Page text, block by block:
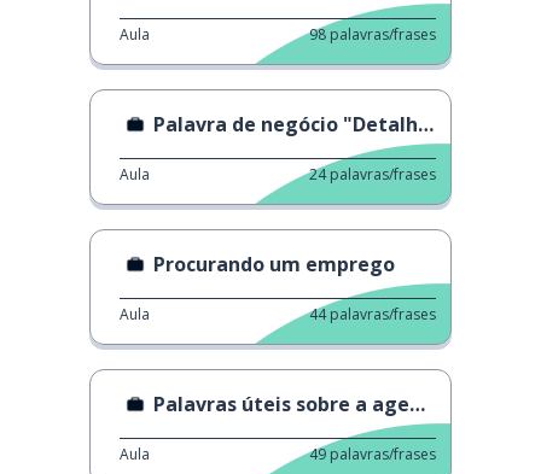
Aula 98 palavras/frases
Palavra de negócio "Detalhe"
Aula 24 palavras/frases
Procurando um emprego
Aula 44 palavras/frases
Palavras úteis sobre a agenda
Aula 49 palavras/frases